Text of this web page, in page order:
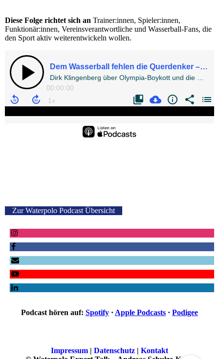
Diese Folge richtet sich an Trainer:innen, Spieler:innen,
Funktionär:innen, Vereinsverantwortliche und Wasserball-Fans, die
den Sport aktiv weiterentwickeln wollen.
Zur Waterpolo Podcast Übersicht
Podcast hören auf: Spotify · Apple Podcasts · Podigee
Impressum | Datenschutz | Kontakt